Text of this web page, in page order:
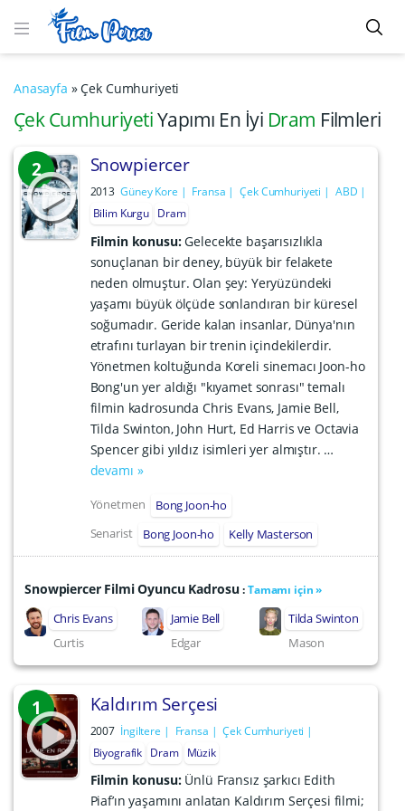
Anasayfa »Çek Cumhuriyeti
Çek CumhuriyetiYapımı En İyi Dram Filmleri
2 Snowpiercer
2013 Güney Kore Fransa Çek Cumhuriyeti
ABD
Bilim Kurgu Dram
Filmin konusu:Gelecekte başarısızlıkla
sonuçlanan bir deney, büyük bir felakete
neden olmuştur. Olan şey: Yeryüzündeki
yaşamı büyük ölçüde sonlandıran bir küresel
soğumadır. Geride kalan insanlar, Dünya'nın
etrafını turlayan bir trenin içindekilerdir.
Yönetmen koltuğunda Koreli sinemacı Joon-ho
Bong'un yer aldığı "kıyamet sonrası" temalı
filmin kadrosunda Chris Evans, Jamie Bell,
Tilda Swinton, John Hurt, Ed Harris ve Octavia
Spencer gibi yıldız isimleri yer almıştır. …
devamı »
Yönetmen
Bong Joon-ho
Senarist
Bong Joon-ho Kelly Masterson
Snowpiercer Filmi Oyuncu Kadrosu:Tamamı için »
Chris Evans
Curtis
Jamie Bell
Edgar
Tilda Swinton
Mason
1 Kaldırım Serçesi
2007 İngiltere Fransa
Çek Cumhuriyeti
Biyografik Dram Müzik
Filmin konusu: Ünlü Fransız şarkıcı Edith
Piaf’ın yaşamını anlatan Kaldırım Serçesi filmi;